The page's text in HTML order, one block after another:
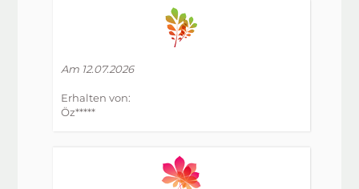
Am 12.07.2026
Erhalten von:
Öz*****